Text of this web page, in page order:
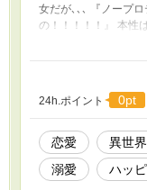
女だが､､､ 『ノープ
の！！！！！』 本性
しまい、現世と前世
という魅力的な力 幼
たアイリスは、花嫁
や体術を学ぶことを
リラは納得しない 転
的な力として存在し
ている！！ 「わたく
24h.ポイント 0pt
恋愛 異世界
溺愛
ハッ